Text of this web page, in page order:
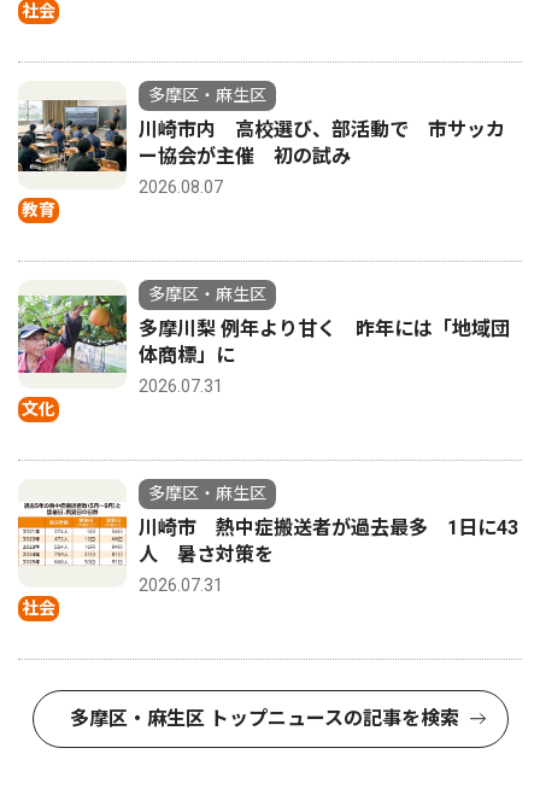
社会
教育
多摩区・麻生区
川崎市内 高校選び、部活動で 市サッカ
ー協会が主催 初の試み
2026.08.07
文化
多摩区・麻生区
多摩川梨 例年より甘く 昨年には「地域団
体商標」に
2026.07.31
社会
多摩区・麻生区
川崎市 熱中症搬送者が過去最多 1日に43
人 暑さ対策を
2026.07.31
多摩区・麻生区 トップニュースの記事を検索